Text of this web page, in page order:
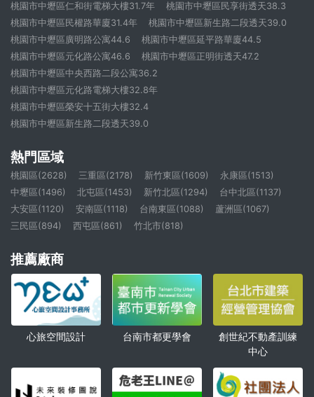
桃園市中壢區仁和街電梯大樓31.7年
桃園市中壢區民享街透天38.3
桃園市中壢區民權路華廈31.4年
桃園市中壢區新生路二段透天39.0
桃園市中壢區廣明路公寓44.6
桃園市中壢區延平路華廈44.5
桃園市中壢區元化路公寓46.6
桃園市中壢區正明街透天47.2
桃園市中壢區中央西路二段公寓36.2
桃園市中壢區元化路電梯大樓32.8年
桃園市中壢區榮安十五街大樓32.4
桃園市中壢區新生路二段透天39.0
熱門區域
桃園區(2628) 三重區(2178) 新竹東區(1609)
永康區(1513)
中壢區(1496)
北屯區(1453) 新竹北區(1294)
台中北區(1137)
大安區(1120)
安南區(1118) 台南東區(1088)
蘆洲區(1067)
三民區(894)
西屯區(861) 竹北市(818)
推薦廠商
心旅空間設計 台南市都更學會
創世紀不動產訓練
中心